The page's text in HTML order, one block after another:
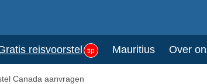
reisvoorstel tip Mauritius Over
Canada aanvragen